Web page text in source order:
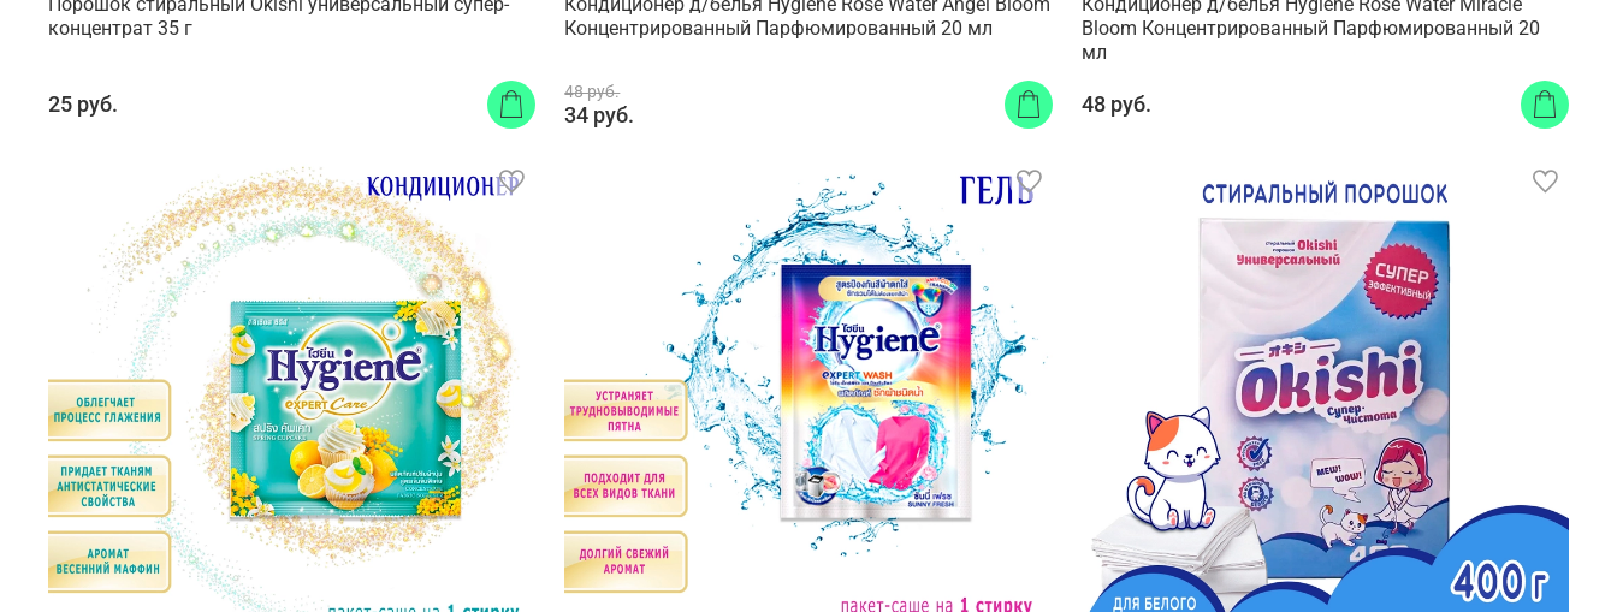
Порошок стиральный Okishi универсальный супер-
концентрат 35 г
25 руб.
Кондиционер д/белья Hygiene Rose Water Angel Bloom
Концентрированный Парфюмированный 20 мл
48 руб.
34 руб.
Кондиционер д/белья Hygiene Rose Water Miracle
Bloom Концентрированный Парфюмированный 20
мл
48 руб.